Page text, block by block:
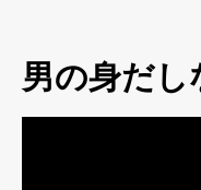
男の身だし